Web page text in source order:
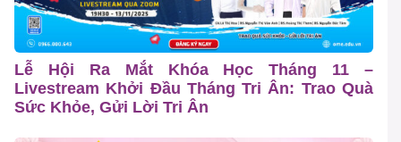
Lễ Hội Ra Mắt Khóa Học Tháng 11 –
Livestream Khởi Đầu Tháng Tri Ân: Trao Quà
Sức Khỏe, Gửi Lời Tri Ân